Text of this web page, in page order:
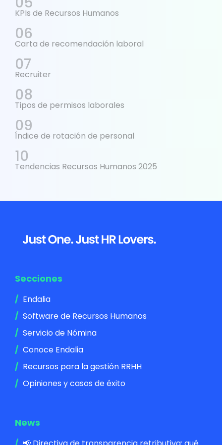
KPIs de Recursos Humanos
Carta de recomendación laboral
Recruiter
Tipos de permisos laborales
Índice de rotación de personal
Tendencias Recursos Humanos 2025
Footer
Secciones
Endalia
Software de Recursos Humanos
Servicio de Nómina
Conoce Endalia
Recursos para la gestión RRHH
Opiniones y casos de éxito
News